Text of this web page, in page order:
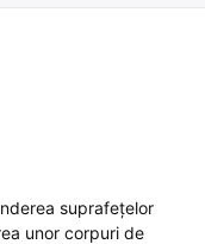
suprafețelor
unor corpuri de